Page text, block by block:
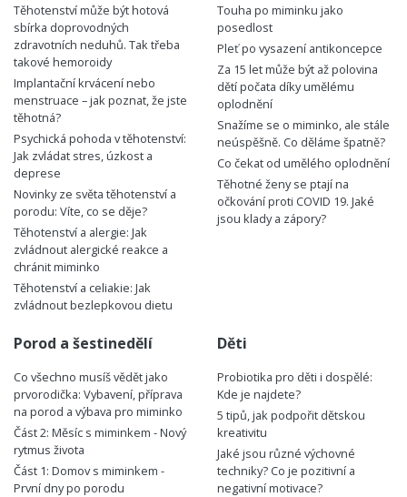
Těhotenství může být hotová
sbírka doprovodných
zdravotních neduhů. Tak třeba
takové hemoroidy
Implantační krvácení nebo
menstruace – jak poznat, že jste
těhotná?
Psychická pohoda v těhotenství:
Jak zvládat stres, úzkost a
deprese
Novinky ze světa těhotenství a
porodu: Víte, co se děje?
Těhotenství a alergie: Jak
zvládnout alergické reakce a
chránit miminko
Těhotenství a celiakie: Jak
zvládnout bezlepkovou dietu
Touha po miminku jako
posedlost
Pleť po vysazení antikoncepce
Za 15 let může být až polovina
dětí počata díky umělému
oplodnění
Snažíme se o miminko, ale stále
neúspěšně. Co děláme špatně?
Co čekat od umělého oplodnění
Těhotné ženy se ptají na
očkování proti COVID 19. Jaké
jsou klady a zápory?
Porod a šestinedělí
Co všechno musíš vědět jako
prvorodička: Vybavení, příprava
na porod a výbava pro miminko
Část 2: Měsíc s miminkem - Nový
rytmus života
Část 1: Domov s miminkem -
První dny po porodu
Děti
Probiotika pro děti i dospělé:
Kde je najdete?
5 tipů, jak podpořit dětskou
kreativitu
Jaké jsou různé výchovné
techniky? Co je pozitivní a
negativní motivace?